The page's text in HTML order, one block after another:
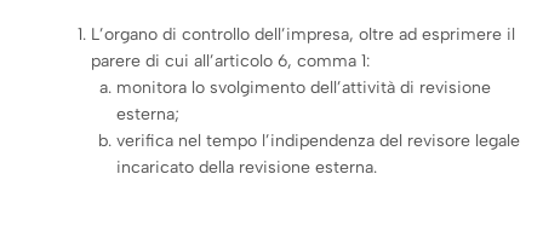
L’organo di controllo dell’impresa, oltre ad esprimere il
parere di cui all’articolo 6, comma 1:
monitora lo svolgimento dell’attività di revisione
esterna;
verifica nel tempo l’indipendenza del revisore legale
incaricato della revisione esterna.